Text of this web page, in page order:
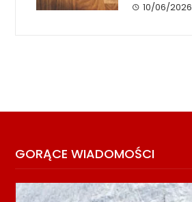
10/06/2026
GORĄCE WIADOMOŚCI